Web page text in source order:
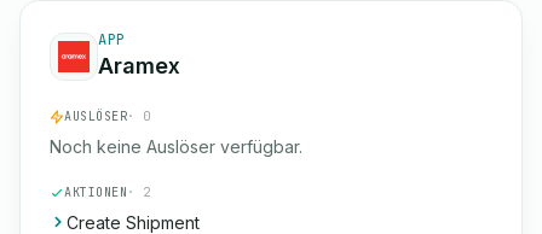
APP
Aramex
AUSLÖSER· 0
Noch keine Auslöser verfügbar.
AKTIONEN · 2
Create Shipment